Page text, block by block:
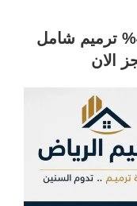
مقاول ترميم الرياض خصم 40% ترميم شامل